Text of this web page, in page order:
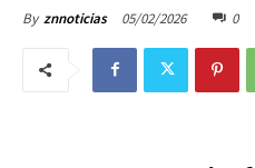
By znnoticias 05/02/2026 0